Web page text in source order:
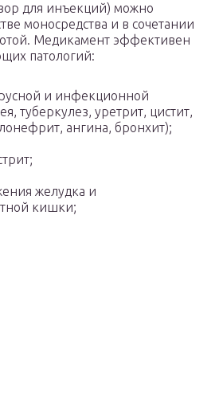
для инъекций) можно
моносредства и в сочетании
Медикамент эффективен
патологий:
и инфекционной
туберкулез, уретрит, цистит,
ангина, бронхит);
желудка и
кишки;